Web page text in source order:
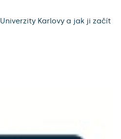
Karlovy a jak ji začít